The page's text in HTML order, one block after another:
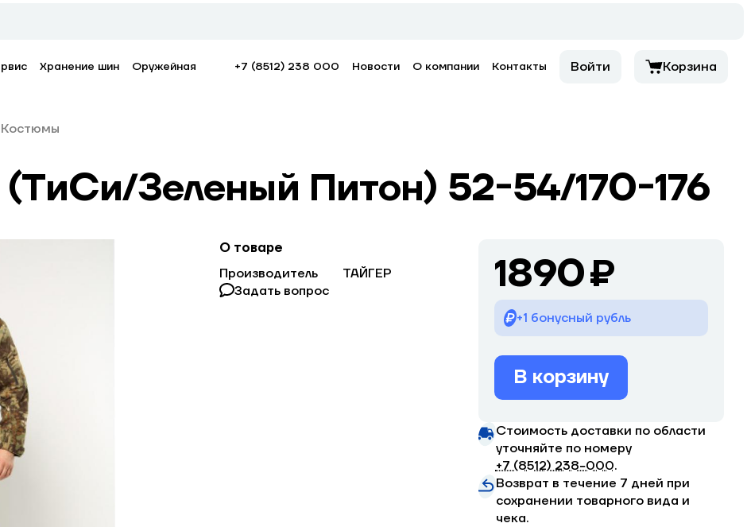
Хранение шин Оружейная +7 (8512) 238 000 Новости О компании Контакты Войти Корзина
Костюмы
Зеленый Питон) 52-54/170-176
О товаре
Производитель
ТАЙГЕР
Задать вопрос
1890 ₽
+1 бонусный рубль
В корзину
Стоимость доставки по области
уточняйте по номеру
+7 (8512) 238−000.
Возврат в течение 7 дней при
сохранении товарного вида и
чека.